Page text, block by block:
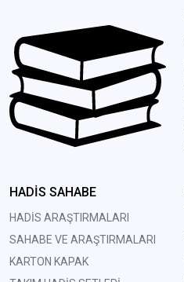
HADİS SAHABE
HADİS ARAŞTIRMALARI
SAHABE VE ARAŞTIRMALARI
KARTON KAPAK